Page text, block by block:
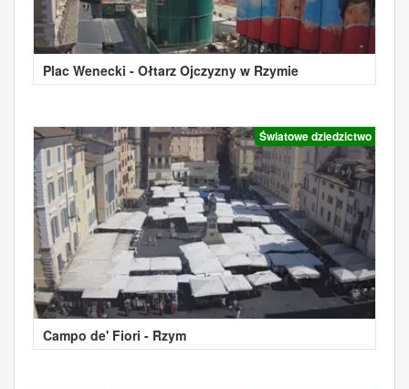
Plac Wenecki - Ołtarz Ojczyzny w Rzymie
Światowe dziedzictwo
Campo de' Fiori - Rzym